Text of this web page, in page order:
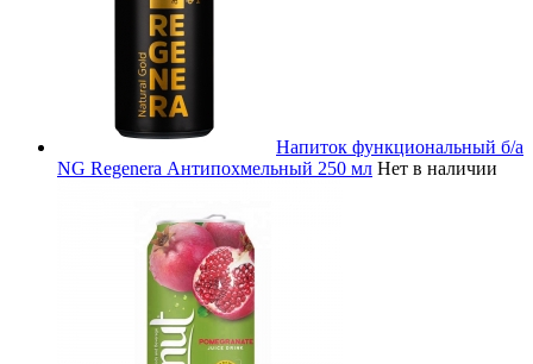
Напиток функциональный б/а
NG Regenera Антипохмельный 250 мл Нет в наличии